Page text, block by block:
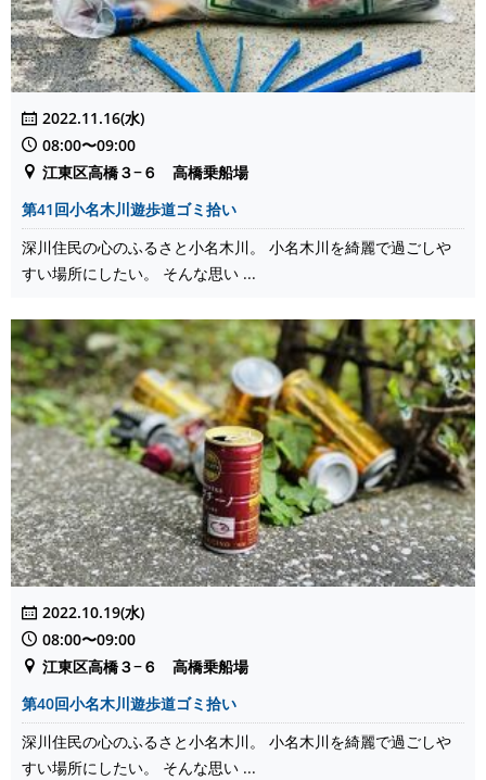
2022.11.16(水)
08:00〜09:00
江東区高橋３−６ 高橋乗船場
第41回小名木川遊歩道ゴミ拾い
深川住民の心のふるさと小名木川。 小名木川を綺麗で過ごしや
すい場所にしたい。 そんな思い ...
2022.10.19(水)
08:00〜09:00
江東区高橋３−６ 高橋乗船場
第40回小名木川遊歩道ゴミ拾い
深川住民の心のふるさと小名木川。 小名木川を綺麗で過ごしや
すい場所にしたい。 そんな思い ...